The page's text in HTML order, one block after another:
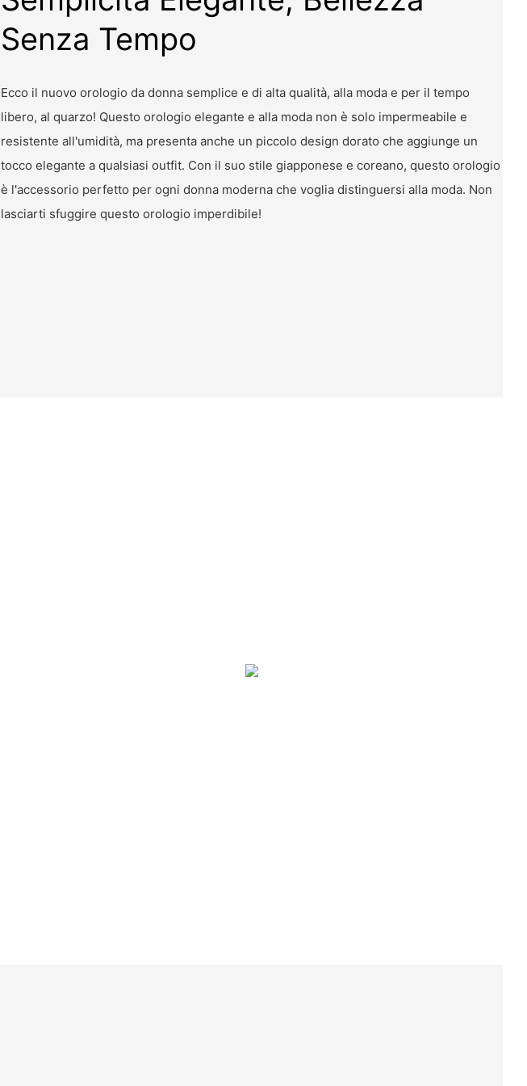
Senza Tempo
Ecco il nuovo orologio da donna semplice e di alta qualità, alla moda e per il tempo
libero, al quarzo! Questo orologio elegante e alla moda non è solo impermeabile e
resistente all'umidità, ma presenta anche un piccolo design dorato che aggiunge un
tocco elegante a qualsiasi outfit. Con il suo stile giapponese e coreano, questo orologio
è l'accessorio perfetto per ogni donna moderna che voglia distinguersi alla moda. Non
lasciarti sfuggire questo orologio imperdibile!